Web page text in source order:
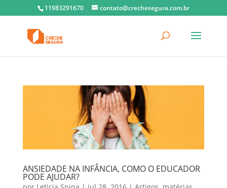
11983291670 contato@crechesegura.com.br
ANSIEDADE NA INFÂNCIA, COMO O EDUCADOR
PODE AJUDAR?